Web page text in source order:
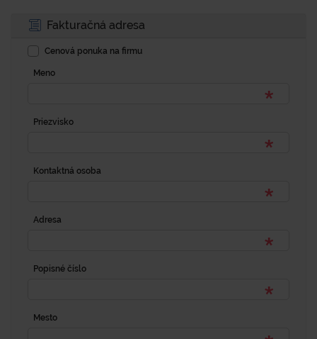
Fakturačná adresa
Cenová ponuka na firmu
Meno
Priezvisko
Kontaktná osoba
Adresa
Popisné číslo
Mesto